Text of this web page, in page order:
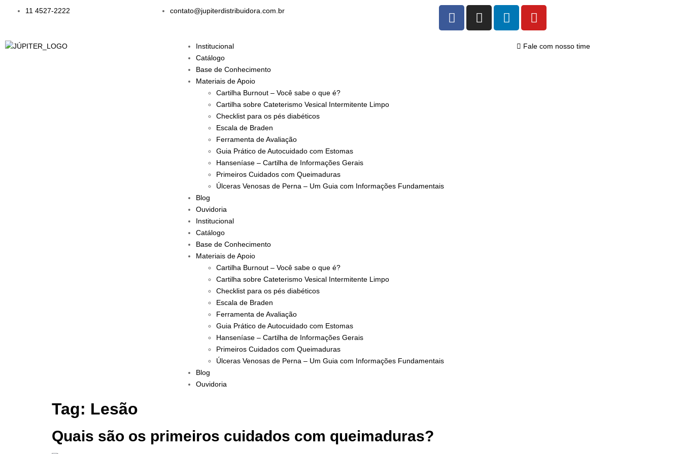
11 4527-2222 contato@jupiterdistribuidora.com.br
Institucional
Catálogo
Base de Conhecimento
Materiais de Apoio
Cartilha Burnout – Você sabe o que é?
Cartilha sobre Cateterismo Vesical Intermitente Limpo
Checklist para os pés diabéticos
Escala de Braden
Ferramenta de Avaliação
Guia Prático de Autocuidado com Estomas
Hanseníase – Cartilha de Informações Gerais
Primeiros Cuidados com Queimaduras
Úlceras Venosas de Perna – Um Guia com Informações Fundamentais
Blog
Ouvidoria
Institucional
Catálogo
Base de Conhecimento
Materiais de Apoio
Cartilha Burnout – Você sabe o que é?
Cartilha sobre Cateterismo Vesical Intermitente Limpo
Checklist para os pés diabéticos
Escala de Braden
Ferramenta de Avaliação
Guia Prático de Autocuidado com Estomas
Hanseníase – Cartilha de Informações Gerais
Primeiros Cuidados com Queimaduras
Úlceras Venosas de Perna – Um Guia com Informações Fundamentais
Blog
Ouvidoria
Fale com nosso time
Tag: Lesão
Quais são os primeiros cuidados com queimaduras?